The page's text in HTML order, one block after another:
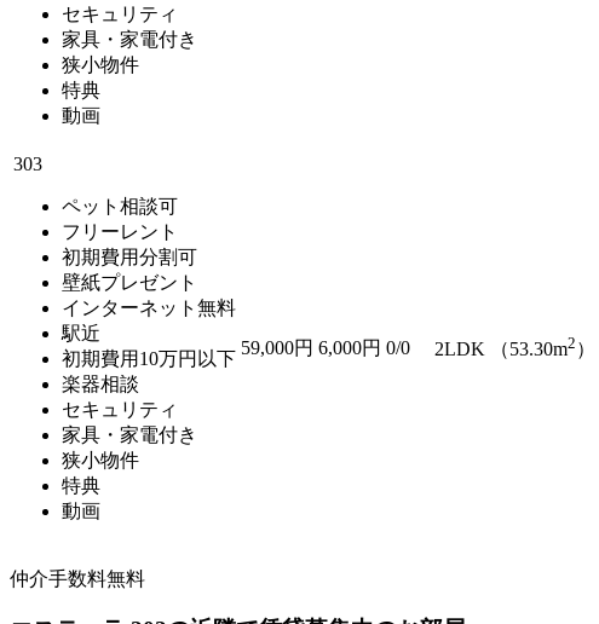
セキュリティ
家具・家電付き
狭小物件
特典
動画
303
ペット相談可
フリーレント
初期費用分割可
壁紙プレゼント
インターネット無料
駅近
初期費用10万円以下
楽器相談
セキュリティ
家具・家電付き
狭小物件
特典
動画
59,000円 6,000円 0/0 2LDK （53.30m2 ）
仲介手数料無料